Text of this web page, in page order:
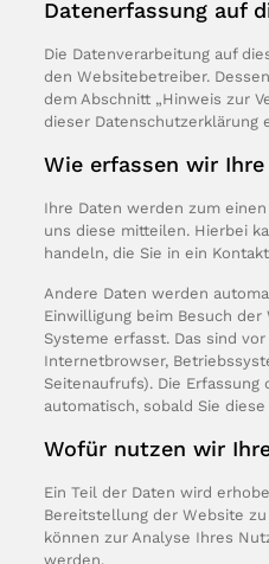
Datenerfassung auf
Die Datenverarbeitung auf
den Websitebetreiber.
dem Abschnitt „Hinweis zur
dieser Datenschutzerklärung
Wie erfassen wir Ihre
Ihre Daten werden zum
uns diese mitteilen. Hierbei
handeln, die Sie in ein
Andere Daten werden
Einwilligung beim Besuch
Systeme erfasst. Das sind
Internetbrowser,
Seitenaufrufs). Die Erfassung
automatisch, sobald Sie
Wofür nutzen wir
Ein Teil der Daten wird
Bereitstellung der Website
können zur Analyse Ihres
werden.